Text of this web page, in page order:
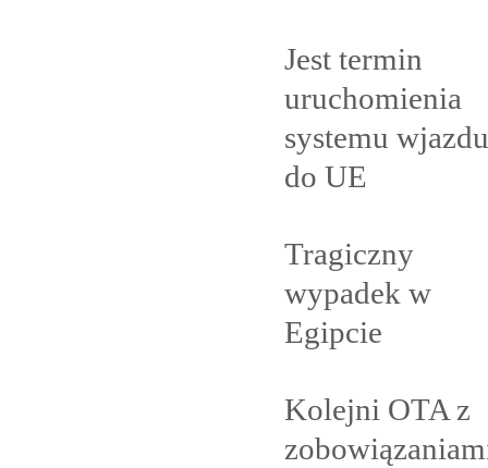
Jest termin
uruchomienia
systemu wjazdu
do UE
Tragiczny
wypadek w
Egipcie
Kolejni OTA z